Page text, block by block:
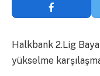
Halkbank 2.Lig
yükselme